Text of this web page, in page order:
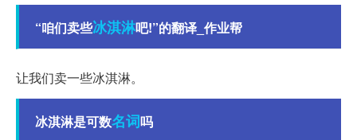
“咱们卖些冰淇淋吧!”的翻译_作业帮
让我们卖一些冰淇淋。
冰淇淋是可数名词吗